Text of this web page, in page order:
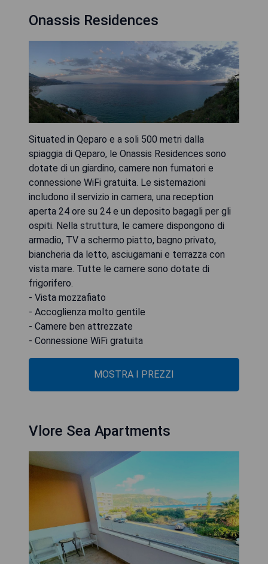
Onassis Residences
Situated in Qeparo e a soli 500 metri dalla
spiaggia di Qeparo, le Onassis Residences sono
dotate di un giardino, camere non fumatori e
connessione WiFi gratuita. Le sistemazioni
includono il servizio in camera, una reception
aperta 24 ore su 24 e un deposito bagagli per gli
ospiti. Nella struttura, le camere dispongono di
armadio, TV a schermo piatto, bagno privato,
biancheria da letto, asciugamani e terrazza con
vista mare. Tutte le camere sono dotate di
frigorifero.
- Vista mozzafiato
- Accoglienza molto gentile
- Camere ben attrezzate
- Connessione WiFi gratuita
MOSTRA I PREZZI
Vlore Sea Apartments